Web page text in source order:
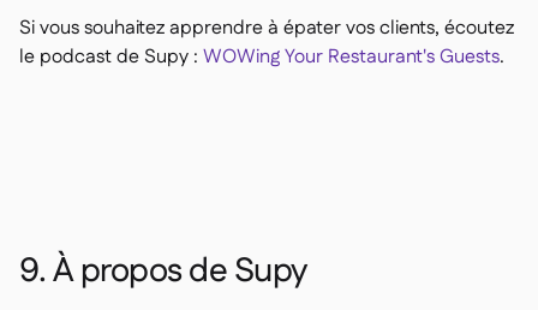
Si vous souhaitez apprendre à épater vos clients, écoutez
le podcast de Supy : WOWing Your Restaurant's Guests.
9. À propos de Supy